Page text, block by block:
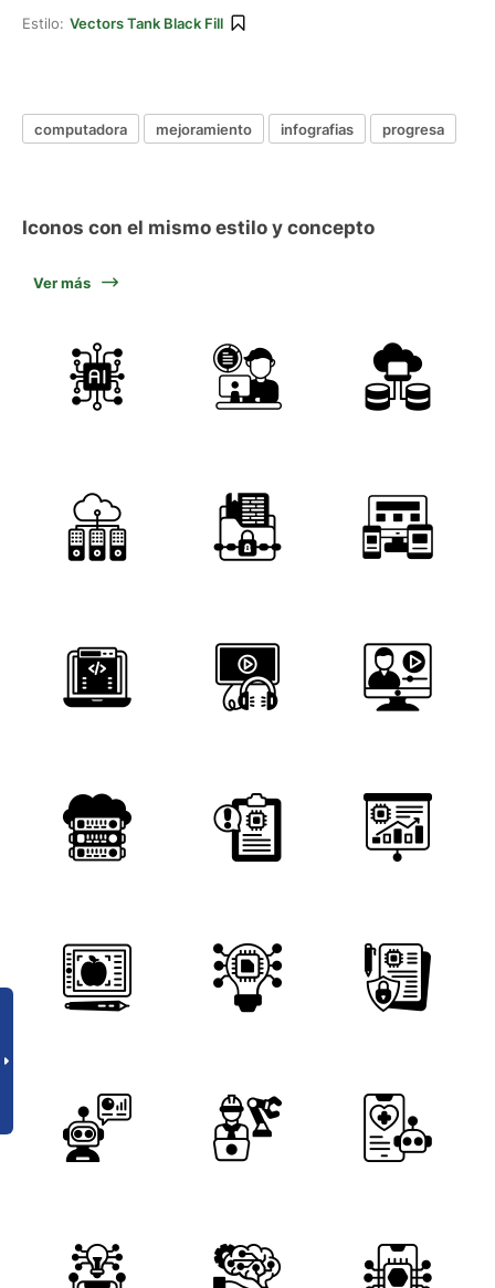
Estilo: Vectors Tank Black Fill
computadora mejoramiento infografias progresa
Iconos con el mismo estilo y concepto
Ver más